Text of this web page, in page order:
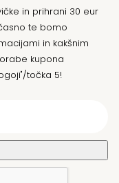
in prihrani 30 eur
te bomo
in kakšnim
kupona
točka 5!